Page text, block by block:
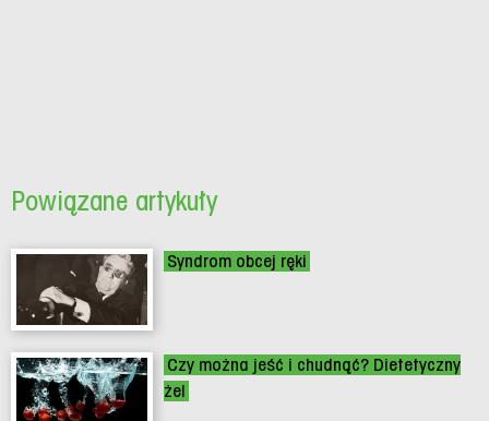
Powiązane artykuły
Syndrom obcej ręki
Czy można jeść i chudnąć? Dietetyczny
żel